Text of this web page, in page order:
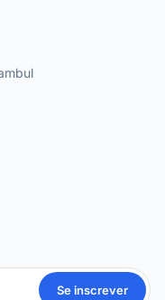
Se inscrever